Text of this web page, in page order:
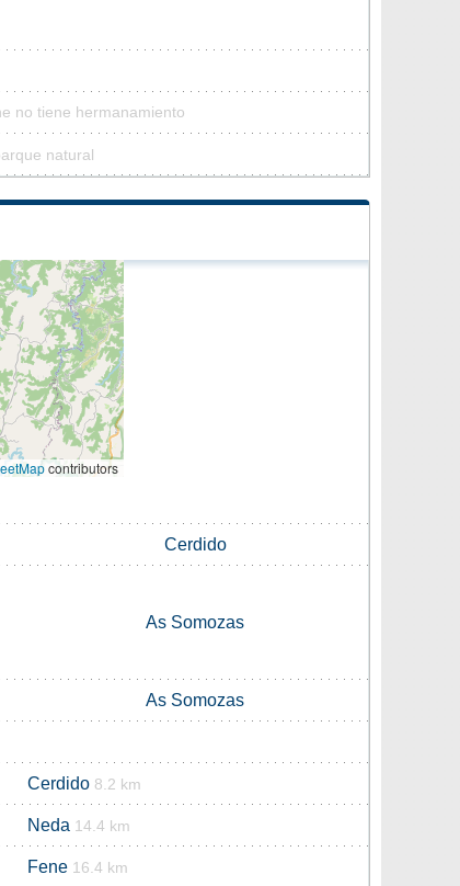
no tiene hermanamiento
natural
contributors
Cerdido
As Somozas
As Somozas
Cerdido 8.2 km
Neda 14.4 km
Fene 16.4 km